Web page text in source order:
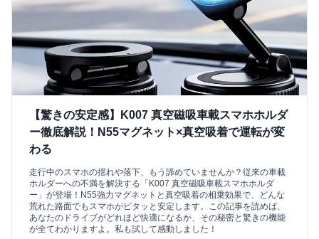
【驚きの安定感】K007 真空磁吸車載スマホホルダ
ー徹底解説！N55マグネット×真空吸着で運転が変
わる
走行中のスマホの揺れや落下、もう諦めていませんか？従来の車載
ホルダーへの不満を解決する「K007 真空磁吸車載スマホホルダ
ー」が登場！N55強力マグネットと真空吸着の相乗効果で、どんな
荒れた路面でもスマホがピタッと安定します。この記事を読めば、
あなたのドライブがどれほど快適になるか、その秘密と驚きの機能
が全てわかりますよ。私も試して感動しました！